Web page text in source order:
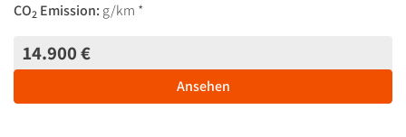
CO2 Emission: g/km *
14.900 €
Ansehen